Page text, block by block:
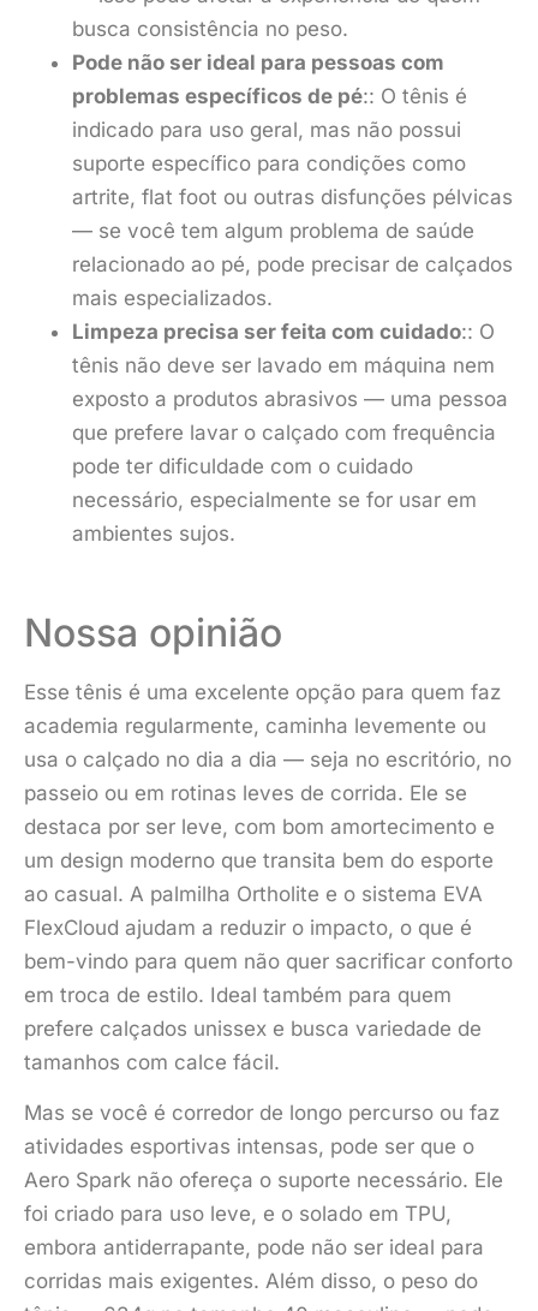
busca consistência no peso.
Pode não ser ideal para pessoas com
problemas específicos de pé:: O tênis é
indicado para uso geral, mas não possui
suporte específico para condições como
artrite, flat foot ou outras disfunções pélvicas
— se você tem algum problema de saúde
relacionado ao pé, pode precisar de calçados
mais especializados.
Limpeza precisa ser feita com cuidado:: O
tênis não deve ser lavado em máquina nem
exposto a produtos abrasivos — uma pessoa
que prefere lavar o calçado com frequência
pode ter dificuldade com o cuidado
necessário, especialmente se for usar em
ambientes sujos.
Nossa opinião
Esse tênis é uma excelente opção para quem faz
academia regularmente, caminha levemente ou
usa o calçado no dia a dia — seja no escritório, no
passeio ou em rotinas leves de corrida. Ele se
destaca por ser leve, com bom amortecimento e
um design moderno que transita bem do esporte
ao casual. A palmilha Ortholite e o sistema EVA
FlexCloud ajudam a reduzir o impacto, o que é
bem-vindo para quem não quer sacrificar conforto
em troca de estilo. Ideal também para quem
prefere calçados unissex e busca variedade de
tamanhos com calce fácil.
Mas se você é corredor de longo percurso ou faz
atividades esportivas intensas, pode ser que o
Aero Spark não ofereça o suporte necessário. Ele
foi criado para uso leve, e o solado em TPU,
embora antiderrapante, pode não ser ideal para
corridas mais exigentes. Além disso, o peso do